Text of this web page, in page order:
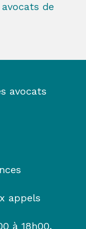
de
avocats
appels
à 18h00.